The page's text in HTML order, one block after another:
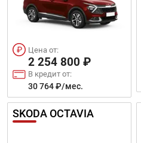
Цена от:
2 254 800 ₽
В кредит от:
30 764 ₽/мес.
SKODA OCTAVIA